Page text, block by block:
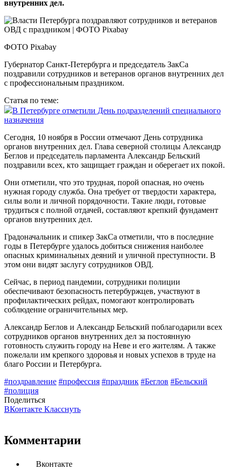
внутренних дел.
ФОТО Pixabay
Губернатор Санкт-Петербурга и председатель ЗакСа
поздравили сотрудников и ветеранов органов внутренних дел
с профессиональным праздником.
Статья по теме:
В Петербурге отметили День подразделений специального
назначения
Сегодня, 10 ноября в России отмечают День сотрудника
органов внутренних дел. Глава северной столицы Александр
Беглов и председатель парламента Александр Бельский
поздравили всех, кто защищает граждан и оберегает их покой.
Они отметили, что это трудная, порой опасная, но очень
нужная городу служба. Она требует от твердости характера,
силы воли и личной порядочности. Такие люди, готовые
трудиться с полной отдачей, составляют крепкий фундамент
органов внутренних дел.
Градоначальник и спикер ЗакСа отметили, что в последние
годы в Петербурге удалось добиться снижения наиболее
опасных криминальных деяний и уличной преступности. В
этом они видят заслугу сотрудников ОВД.
Сейчас, в период пандемии, сотрудники полиции
обеспечивают безопасность петербуржцев, участвуют в
профилактических рейдах, помогают контролировать
соблюдение ограничительных мер.
Александр Беглов и Александр Бельский поблагодарили всех
сотрудников органов внутренних дел за постоянную
готовность служить городу на Неве и его жителям. А также
пожелали им крепкого здоровья и новых успехов в труде на
благо России и Петербурга.
#поздравление #профессия #праздник #Беглов #Бельский
#полиция
Поделиться
ВКонтакте Класснуть
Комментарии
Вконтакте